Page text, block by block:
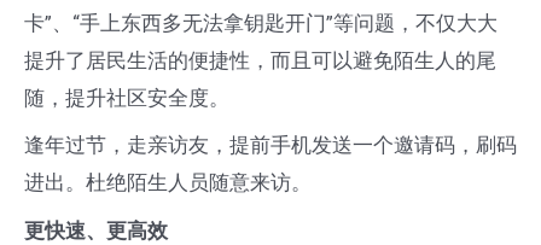
卡”、“手上东西多无法拿钥匙开门”等问题，不仅大大
提升了居民生活的便捷性，而且可以避免陌生人的尾
随，提升社区安全度。
逢年过节，走亲访友，提前手机发送一个邀请码，刷码
进出。杜绝陌生人员随意来访。
更快速、更高效